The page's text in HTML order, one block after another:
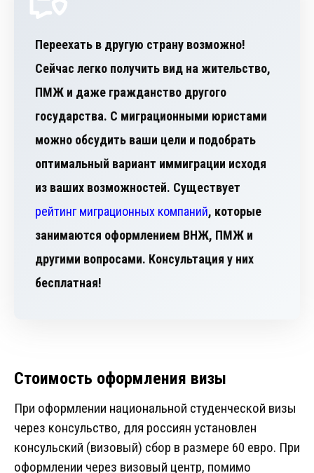
Переехать в другую страну возможно!
Сейчас легко получить вид на жительство,
ПМЖ и даже гражданство другого
государства. С миграционными юристами
можно обсудить ваши цели и подобрать
оптимальный вариант иммиграции исходя
из ваших возможностей. Существует
рейтинг миграционных компаний, которые
занимаются оформлением ВНЖ, ПМЖ и
другими вопросами. Консультация у них
бесплатная!
Стоимость оформления визы
При оформлении национальной студенческой визы
через консульство, для россиян установлен
консульский (визовый) сбор в размере 60 евро. При
оформлении через визовый центр, помимо